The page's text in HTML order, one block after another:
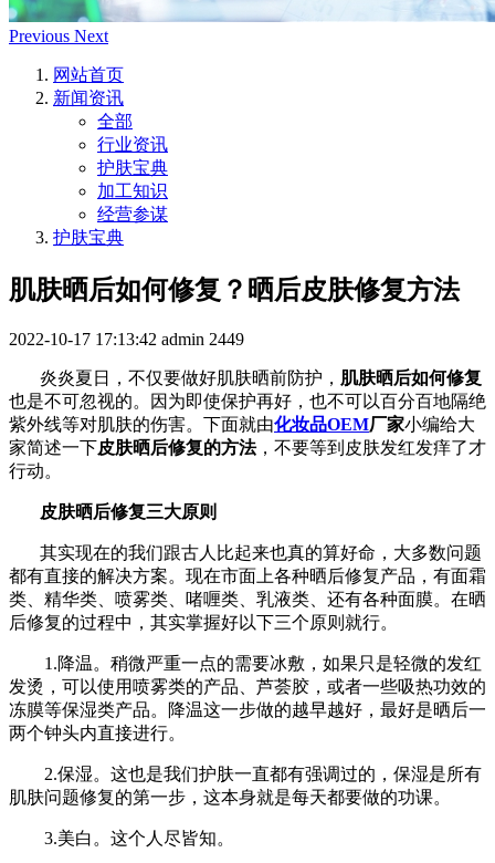
Previous Next
网站首页
新闻资讯
全部
行业资讯
护肤宝典
加工知识
经营参谋
护肤宝典
肌肤晒后如何修复？晒后皮肤修复方法
2022-10-17 17:13:42 admin 2449
炎炎夏日，不仅要做好肌肤晒前防护， 肌肤晒后如何修复
也是不可忽视的。因为即使保护再好，也不可以百分百地隔绝
紫外线等对肌肤的伤害。下面就由化妆品OEM厂家小编给大
家简述一下皮肤晒后修复的方法，不要等到皮肤发红发痒了才
行动。
皮肤晒后修复三大原则
其实现在的我们跟古人比起来也真的算好命，大多数问题
都有直接的解决方案。现在市面上各种晒后修复产品，有面霜
类、精华类、喷雾类、啫喱类、乳液类、还有各种面膜。在晒
后修复的过程中，其实掌握好以下三个原则就行。
1.降温。稍微严重一点的需要冰敷，如果只是轻微的发红
发烫，可以使用喷雾类的产品、芦荟胶，或者一些吸热功效的
冻膜等保湿类产品。降温这一步做的越早越好，最好是晒后一
两个钟头内直接进行。
2.保湿。这也是我们护肤一直都有强调过的，保湿是所有
肌肤问题修复的第一步，这本身就是每天都要做的功课。
3.美白。这个人尽皆知。